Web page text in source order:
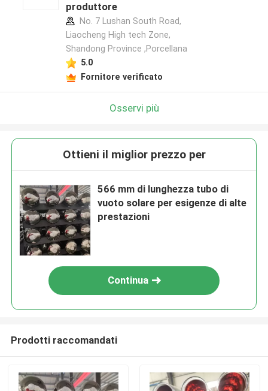
produttore
No. 7 Lushan South Road,
Liaocheng High tech Zone,
Shandong Province ,Porcellana
5.0
Fornitore verificato
Osservi più
Ottieni il miglior prezzo per
566 mm di lunghezza tubo di
vuoto solare per esigenze di alte
prestazioni
Continua
Prodotti raccomandati